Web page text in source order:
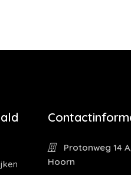
Protonweg 14
Hoorn